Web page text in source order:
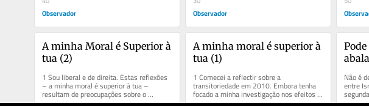
Observador Observador
A minha Moral é Superior à
tua (2)
1 Sou liberal e de direita. Estas reflexões
– a minha moral é superior à tua –
resultam de preocupações sobre o
confronto entre morais e as...
A minha moral é superior à
tua (1)
1 Comecei a reflectir sobre a
transitoriedade em 2010. Embora tenha
focado a minha investigação nos efeitos e
consequências do desenvolvimento...
Não é
entre